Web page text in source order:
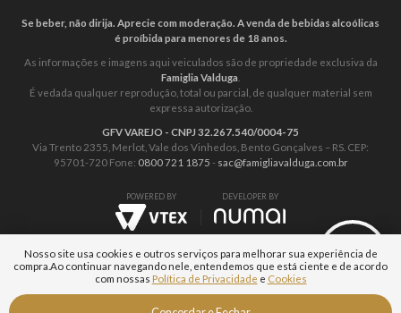
Se beber, não dirija. Aprecie com moderação. A venda de bebidas alcoólicas
é proíbida para menores de 18 anos.
As informações e imagens aqui veiculados são de propriedade exclusiva da
Famiglia Valduga
É vedada qualquer reprodução, total ou parcial, de qualquer material sem
expressa autorização.
GFV VAREJO - CNPJ 32.267.540/0004-75
Via Trento 2355, Merlot, Vale dos Vinhedos, Bento Gonçalves – RS. CEP:
95701-720 Fone: 0800 721 1875 - sac@famigliavalduga.com.br
POWERED BY DEVELOPER BY
Nosso site usa cookies e outros serviços para melhorar sua experiência de
compra. Ao continuar navegando nele, entendemos que está ciente e de acordo
com nossas Política de Privacidade e Cookies